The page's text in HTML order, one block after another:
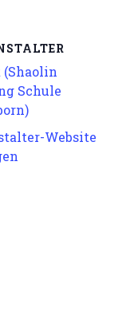
(Shaolin
Schule
Website